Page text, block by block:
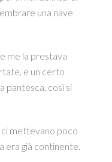
una nave
me la prestava
e un certo
pantesca, così si
ci mettevano poco
era già continente.